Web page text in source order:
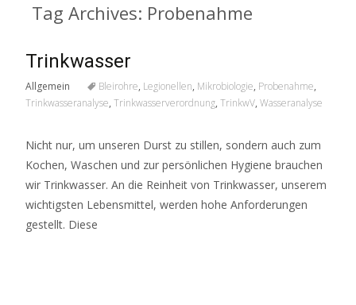
Tag Archives: Probenahme
Trinkwasser
Allgemein Bleirohre, Legionellen, Mikrobiologie, Probenahme,
Trinkwasseranalyse, Trinkwasserverordnung, TrinkwV, Wasseranalyse
Nicht nur, um unseren Durst zu stillen, sondern auch zum
Kochen, Waschen und zur persönlichen Hygiene brauchen
wir Trinkwasser. An die Reinheit von Trinkwasser, unserem
wichtigsten Lebensmittel, werden hohe Anforderungen
gestellt. Diese